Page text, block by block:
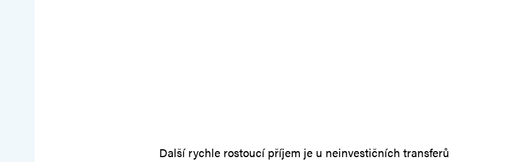
Další rychle rostoucí příjem je u neinvestičních transferů